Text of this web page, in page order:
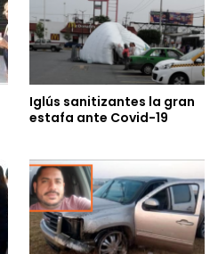
Iglús sanitizantes la gran
estafa ante Covid-19